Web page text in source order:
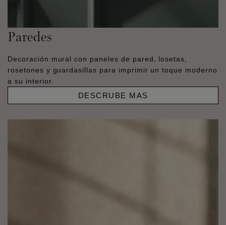
Paredes
Decoración mural con paneles de pared, losetas,
rosetones y guardasillas para imprimir un toque moderno
a su interior.
DESCRUBE MAS